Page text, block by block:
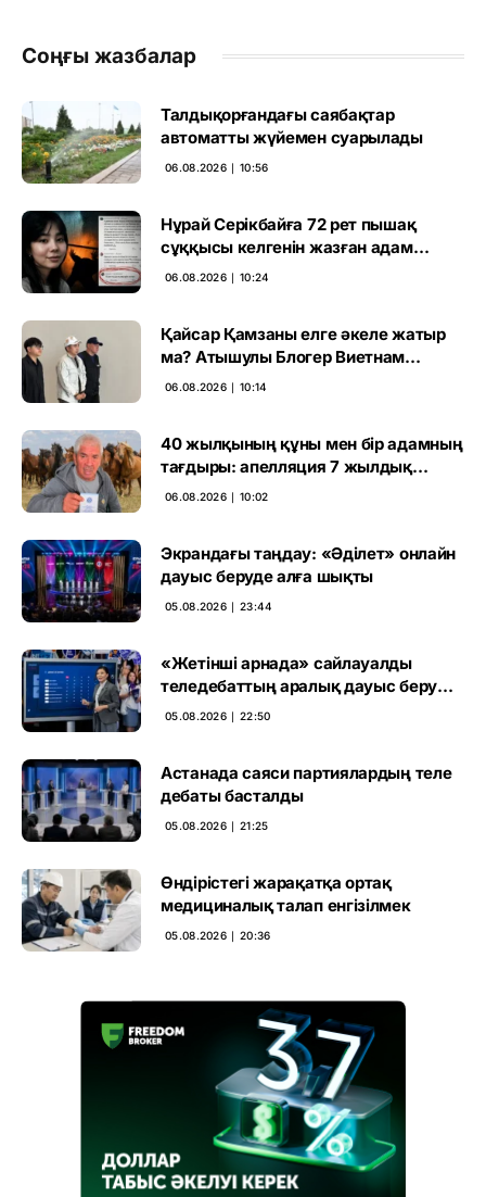
Соңғы жазбалар
Талдықорғандағы саябақтар
автоматты жүйемен суарылады
06.08.2026 ∣ 10:56
Нұрай Серікбайға 72 рет пышақ
сұққысы келгенін жазған адам
ұсталды
06.08.2026 ∣ 10:24
Қайсар Қамзаны елге әкеле жатыр
ма? Атышулы Блогер Виетнам
әуежайында көзге түсті
06.08.2026 ∣ 10:14
40 жылқының құны мен бір адамның
тағдыры: апелляция 7 жылдық
үкімді бұзды
06.08.2026 ∣ 10:02
Экрандағы таңдау: «Әділет» онлайн
дауыс беруде алға шықты
05.08.2026 ∣ 23:44
«Жетінші арнада» сайлауалды
теледебаттың аралық дауыс беру
нәтижесі жарияланды
05.08.2026 ∣ 22:50
Астанада саяси партиялардың теле
дебаты басталды
05.08.2026 ∣ 21:25
Өндірістегі жарақатқа ортақ
медициналық талап енгізілмек
05.08.2026 ∣ 20:36